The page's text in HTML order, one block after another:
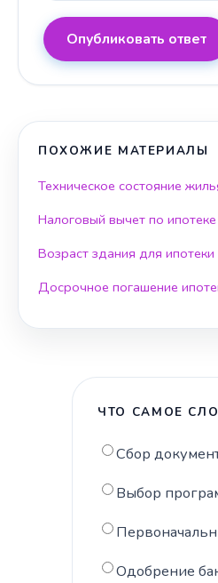
Опубликовать ответ
ПОХОЖИЕ МАТЕРИАЛЫ
Техническое состояние
Налоговый вычет по
Возраст здания для
Досрочное погашение
ЧТО САМОЕ
Сбор
Выбор
Одобрение